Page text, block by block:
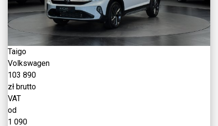
Taigo
Volkswagen
103 890
zł brutto
VAT
od
1 090